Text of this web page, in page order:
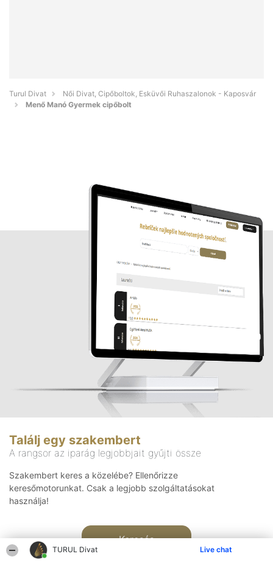
TURUL Divat Live chat
Turul Divat
Női Divat, Cipőboltok, Esküvői Ruhaszalonok - Kaposvár
Menő Manó Gyermek cipőbolt
Találj egy szakembert
A rangsor az iparág legjobbjait gyűjti össze
Szakembert keres a közelébe? Ellenőrizze
keresőmotorunkat. Csak a legjobb szolgáltatásokat
használja!
Keresés